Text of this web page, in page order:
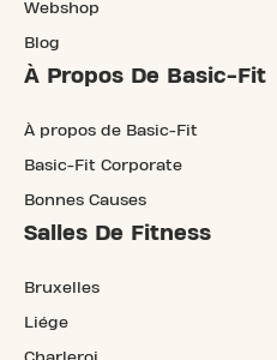
Webshop
Blog
À Propos De Basic-Fit
À propos de Basic-Fit
Basic-Fit Corporate
Bonnes Causes
Salles De Fitness
Bruxelles
Liége